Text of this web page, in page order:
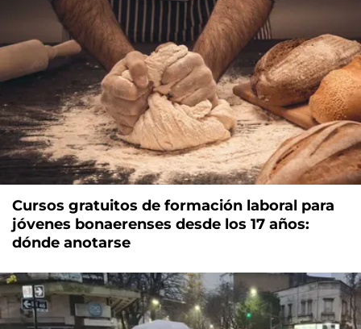
Cursos gratuitos de formación laboral para
jóvenes bonaerenses desde los 17 años:
dónde anotarse